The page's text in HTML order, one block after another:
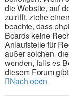
die Website, auf
zutrifft, ziehe
beachte, dass
Boards keine
Anlaufstelle für
außer solchen,
wenden, falls es
diesem Forum
Nach oben